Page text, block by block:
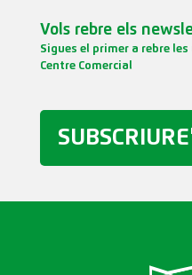
Vols rebre els
Sigues el primer a rebre
Centre Comercial